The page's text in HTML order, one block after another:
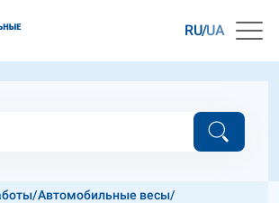
RU UA
/Автомобильные весы/